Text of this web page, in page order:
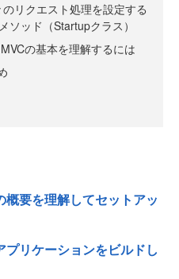
のリクエスト処理を設定する
ソッド（Startupクラス）
の基本を理解するには
要を理解してセットアッ
リケーションをビルドし